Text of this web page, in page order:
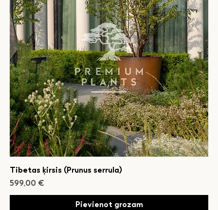
Tibetas ķirsis (Prunus serrula)
Cena
599,00 €
Pievienot grozam